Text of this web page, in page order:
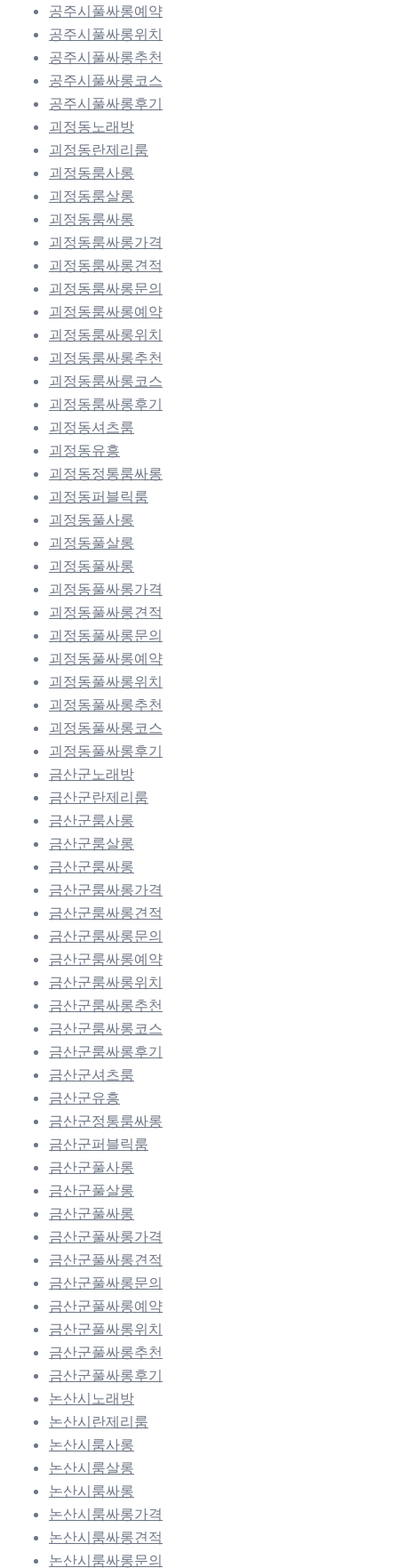
공주시풀싸롱예약
공주시풀싸롱위치
공주시풀싸롱추천
공주시풀싸롱코스
공주시풀싸롱후기
괴정동노래방
괴정동란제리룸
괴정동룸사롱
괴정동룸살롱
괴정동룸싸롱
괴정동룸싸롱가격
괴정동룸싸롱견적
괴정동룸싸롱문의
괴정동룸싸롱예약
괴정동룸싸롱위치
괴정동룸싸롱추천
괴정동룸싸롱코스
괴정동룸싸롱후기
괴정동셔츠룸
괴정동유흥
괴정동정통룸싸롱
괴정동퍼블릭룸
괴정동풀사롱
괴정동풀살롱
괴정동풀싸롱
괴정동풀싸롱가격
괴정동풀싸롱견적
괴정동풀싸롱문의
괴정동풀싸롱예약
괴정동풀싸롱위치
괴정동풀싸롱추천
괴정동풀싸롱코스
괴정동풀싸롱후기
금산군노래방
금산군란제리룸
금산군룸사롱
금산군룸살롱
금산군룸싸롱
금산군룸싸롱가격
금산군룸싸롱견적
금산군룸싸롱문의
금산군룸싸롱예약
금산군룸싸롱위치
금산군룸싸롱추천
금산군룸싸롱코스
금산군룸싸롱후기
금산군셔츠룸
금산군유흥
금산군정통룸싸롱
금산군퍼블릭룸
금산군풀사롱
금산군풀살롱
금산군풀싸롱
금산군풀싸롱가격
금산군풀싸롱견적
금산군풀싸롱문의
금산군풀싸롱예약
금산군풀싸롱위치
금산군풀싸롱추천
금산군풀싸롱후기
논산시노래방
논산시란제리룸
논산시룸사롱
논산시룸살롱
논산시룸싸롱
논산시룸싸롱가격
논산시룸싸롱견적
논산시룸싸롱문의